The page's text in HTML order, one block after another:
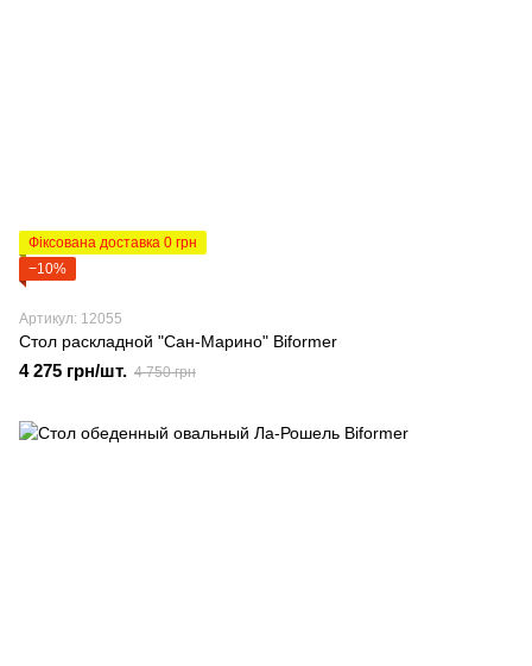
Фіксована доставка 0 грн
−10%
Артикул: 12055
Стол раскладной "Сан-Марино" Biformer
4 275 грн/шт. 4 750 грн